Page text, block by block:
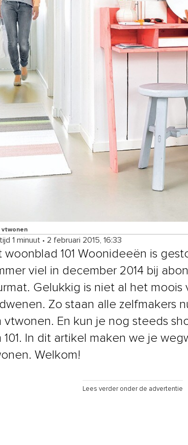
vtwonen
1 minuut • 2 februari 2015, 16:33
woonblad 101 Woonideeën is
viel in december 2014 bij
Gelukkig is niet al het moois
Zo staan alle zelfmakers
vtwonen. En kun je nog steeds
101. In dit artikel maken we je
Welkom!
Lees verder onder de advertentie